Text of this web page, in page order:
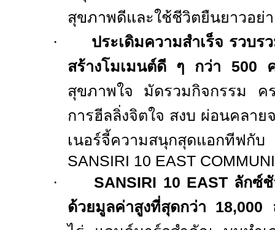
สุขภาพดีและใช้ชีวิตยืนยาวอย่
·
ประเดิมความสำเร็จ รวบ
สร้างโมเมนต์ดี ๆ กว่า 500
สุขภาพใจ มัดรวมกิจกรรม
การฮีลลิ่งจิตใจ สงบ ผ่อนคลาย
เนอร์จี้ความสนุกสุดแอกทีฟกั
SANSIRI 10 EAST
·
SANSIRI 10 EAST ลักซ์
ด้วยมูลค่าสูงที่สุดกว่า 18,000